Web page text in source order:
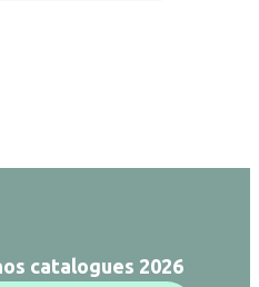
catalogues 2026